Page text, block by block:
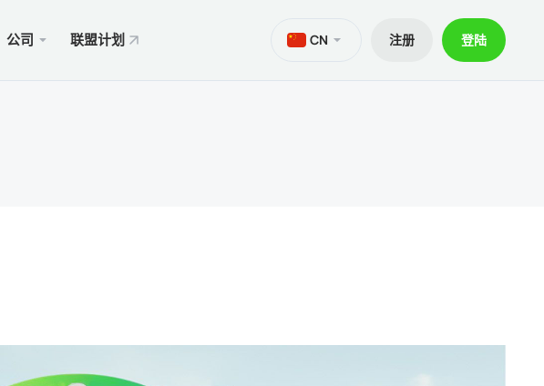
公司 联盟计划 CN 注册 登陆